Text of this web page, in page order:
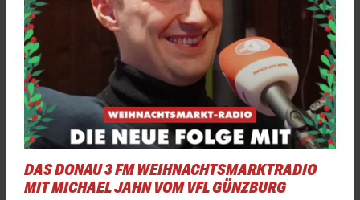
DAS DONAU 3 FM WEIHNACHTSMARKTRADIO
MIT MICHAEL JAHN VOM VFL GÜNZBURG